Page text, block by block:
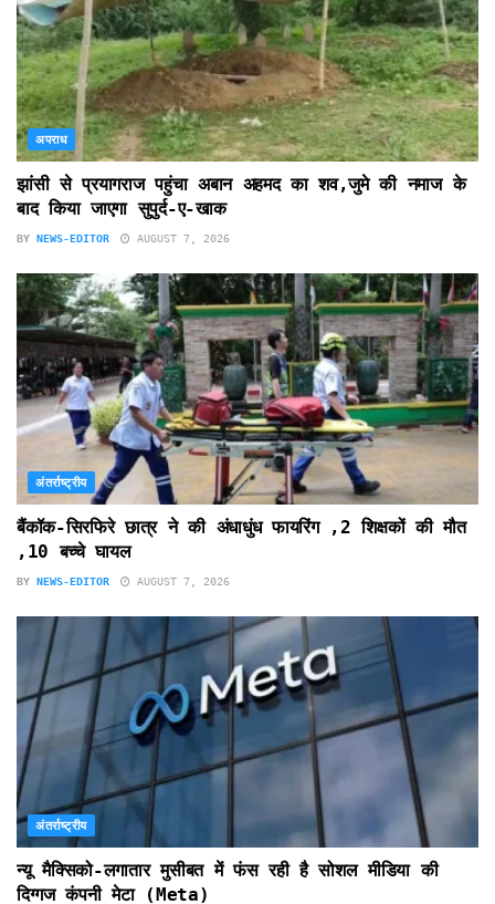
अपराध
झांसी से प्रयागराज पहुंचा अबान अहमद का शव,जुमे की नमाज के
बाद किया जाएगा सुपुर्द-ए-खाक
BY NEWS-EDITOR AUGUST 7, 2026
अंतर्राष्ट्रीय
बैंकॉक-सिरफिरे छात्र ने की अंधाधुंध फायरिंग ,2 शिक्षकों की मौत
,10 बच्चे घायल
BY NEWS-EDITOR AUGUST 7, 2026
अंतर्राष्ट्रीय
न्यू मैक्सिको-लगातार मुसीबत में फंस रही है सोशल मीडिया की
दिग्गज कंपनी मेटा (Meta)